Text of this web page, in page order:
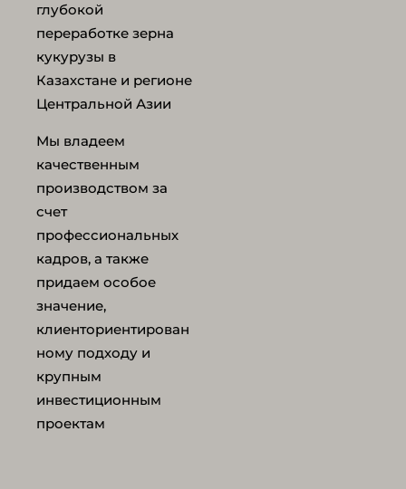
глубокой
переработке зерна
кукурузы в
Казахстане и регионе
Центральной Азии
Мы владеем
качественным
производством за
счет
профессиональных
кадров, а также
придаем особое
значение,
клиенториентирован
ному подходу и
крупным
инвестиционным
проектам